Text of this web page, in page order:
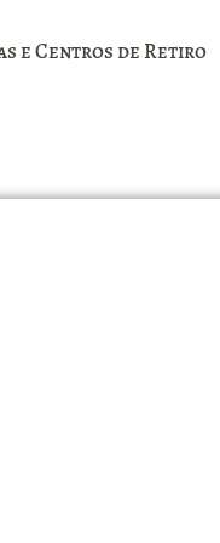
e Centros de Retiro